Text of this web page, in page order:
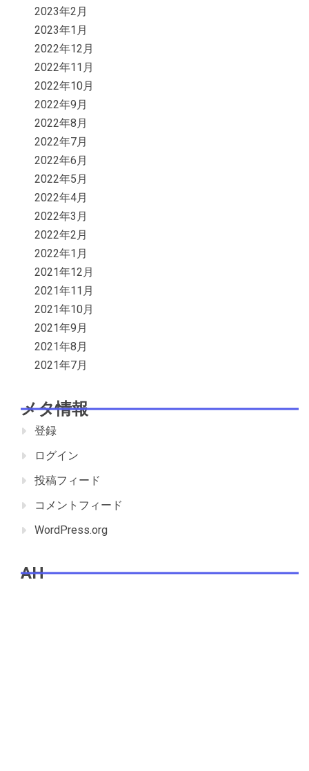
2023年2月
2023年1月
2022年12月
2022年11月
2022年10月
2022年9月
2022年8月
2022年7月
2022年6月
2022年5月
2022年4月
2022年3月
2022年2月
2022年1月
2021年12月
2021年11月
2021年10月
2021年9月
2021年8月
2021年7月
メタ情報
登録
ログイン
投稿フィード
コメントフィード
WordPress.org
AH